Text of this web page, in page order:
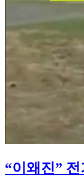
“이왜진”